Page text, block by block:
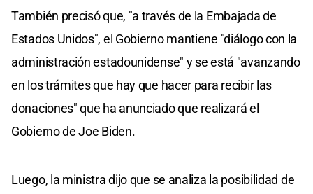
También precisó que, "a través de la Embajada de
Estados Unidos", el Gobierno mantiene "diálogo con la
administración estadounidense" y se está "avanzando
en los trámites que hay que hacer para recibir las
donaciones" que ha anunciado que realizará el
Gobierno de Joe Biden.
Luego, la ministra dijo que se analiza la posibilidad de